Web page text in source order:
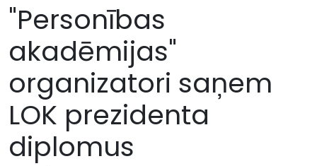
"Personības
akadēmijas"
organizatori saņem
LOK prezidenta
diplomus